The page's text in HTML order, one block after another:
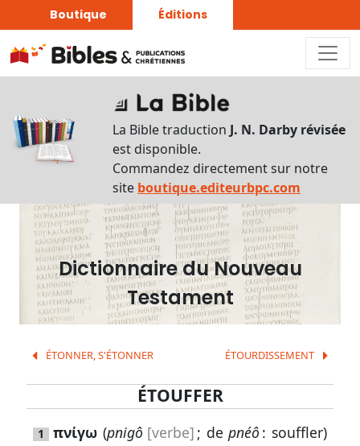
Boutique Éditions
La Bible traduction J. N. Darby révisée
est disponible.
Commandez directement sur notre
site boutique.editeurbpc.com
Dictionnaire du Nouveau
Testament
ÉTONNER, S'ÉTONNER ÉTOURDISSEMENT
ÉTOUFFER
1 πνίγω (pnigô [verbe] ; depnéô : souffler)
Recherche
Rechercher
par
lettre
Rechercher
par
mot